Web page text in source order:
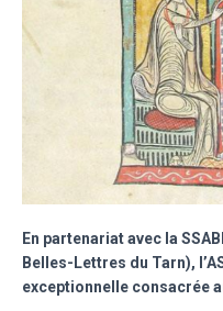
En partenariat avec la
Belles-Lettres du Tarn),
exceptionnelle consacrée